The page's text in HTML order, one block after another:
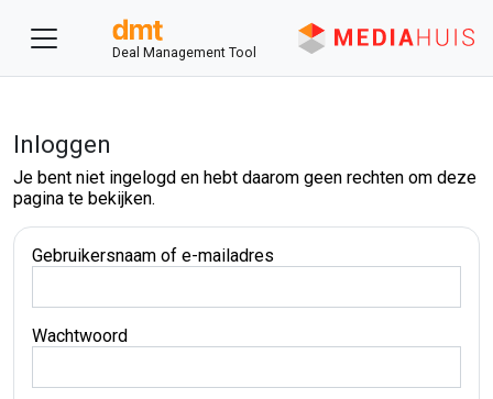
Deal Management Tool
Inloggen
Je bent niet ingelogd en hebt daarom geen rechten om deze
pagina te bekijken.
Gebruikersnaam of e-mailadres
Wachtwoord